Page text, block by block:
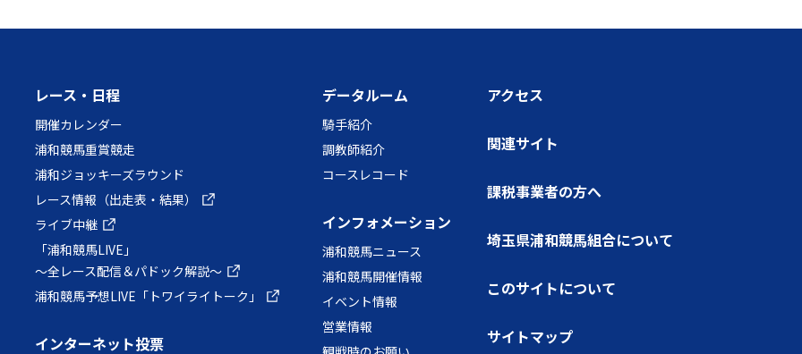
レース・日程
開催カレンダー
浦和競馬重賞競走
浦和ジョッキーズラウンド
レース情報（出走表・結果）
ライブ中継
「浦和競馬LIVE」
～全レース配信＆パドック解説～
浦和競馬予想LIVE「トワイライトーク」
インターネット投票
データルーム
騎手紹介
調教師紹介
コースレコード
インフォメーション
浦和競馬ニュース
浦和競馬開催情報
イベント情報
営業情報
アクセス
関連サイト
課税事業者の方へ
埼玉県浦和競馬組合について
このサイトについて
サイトマップ